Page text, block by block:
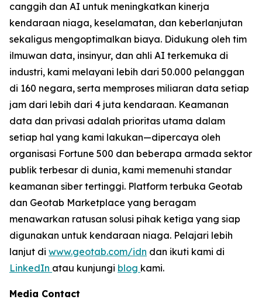
canggih dan AI untuk meningkatkan kinerja
kendaraan niaga, keselamatan, dan keberlanjutan
sekaligus mengoptimalkan biaya. Didukung oleh tim
ilmuwan data, insinyur, dan ahli AI terkemuka di
industri, kami melayani lebih dari 50.000 pelanggan
di 160 negara, serta memproses miliaran data setiap
jam dari lebih dari 4 juta kendaraan. Keamanan
data dan privasi adalah prioritas utama dalam
setiap hal yang kami lakukan—dipercaya oleh
organisasi Fortune 500 dan beberapa armada sektor
publik terbesar di dunia, kami memenuhi standar
keamanan siber tertinggi. Platform terbuka Geotab
dan Geotab Marketplace yang beragam
menawarkan ratusan solusi pihak ketiga yang siap
digunakan untuk kendaraan niaga. Pelajari lebih
lanjut di www.geotab.com/idn dan ikuti kami di
LinkedIn atau kunjungi blog kami.
Media Contact